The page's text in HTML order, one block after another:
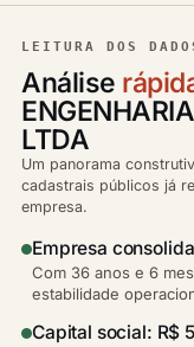
LEITURA DOS
Análise
LTDA
Um panorama
cadastrais públicos já
empresa.
Empresa
Com 36 anos e 6
estabilidade
Capital social: R$